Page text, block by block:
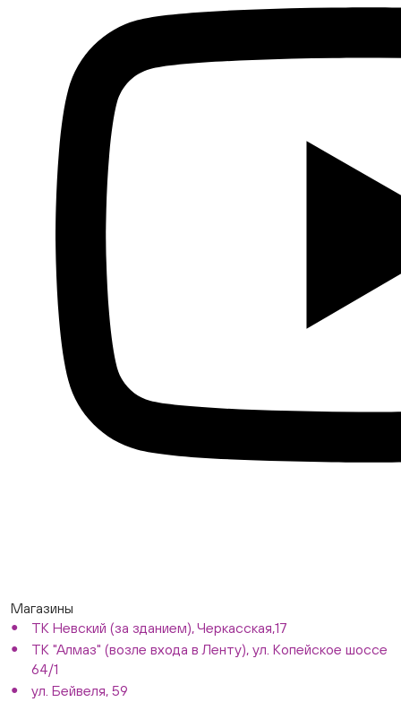
Магазины
ТК Невский (за зданием), Черкасская,17
ТК "Алмаз" (возле входа в Ленту), ул. Копейское шоссе
64/1
ул. Бейвеля, 59